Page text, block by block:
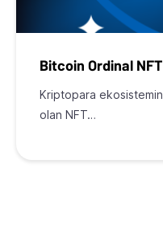
Bitcoin Ordinal
Kriptopara
olan NFT…